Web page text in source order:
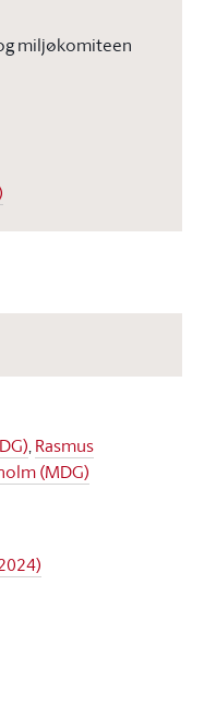
miljøkomiteen
,Rasmus
(MDG)